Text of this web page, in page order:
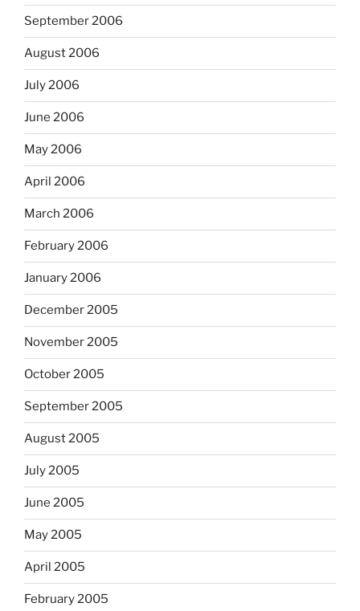
September 2006
August 2006
July 2006
June 2006
May 2006
April 2006
March 2006
February 2006
January 2006
December 2005
November 2005
October 2005
September 2005
August 2005
July 2005
June 2005
May 2005
April 2005
February 2005